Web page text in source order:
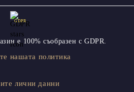
GDPR
е 100% съобразен с GDPR.
нашата политика
лични данни